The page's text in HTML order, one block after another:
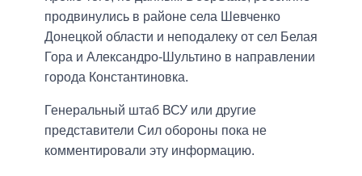
продвинулись в районе села Шевченко
Донецкой области и неподалеку от сел Белая
Гора и Александро-Шультино в направлении
города Константиновка.
Генеральный штаб ВСУ или другие
представители Сил обороны пока не
комментировали эту информацию.